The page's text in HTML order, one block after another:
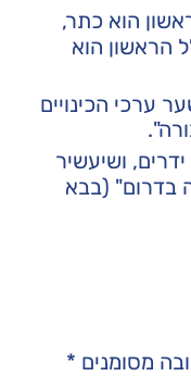
הוא כתר,
הראשון הוא
ערכי הכינויים
ושיעשיר
בדרום" (בבא
מסומנים *